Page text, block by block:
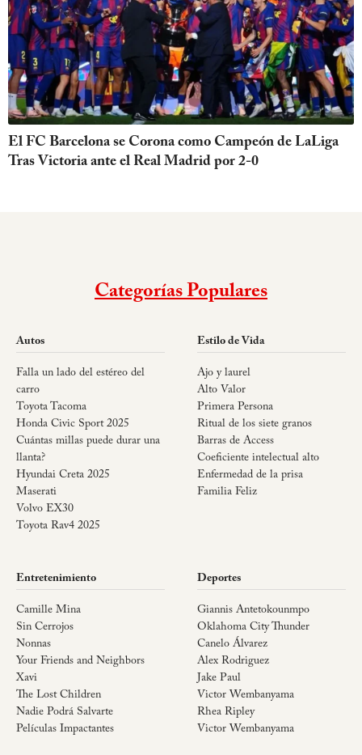
El FC Barcelona se Corona como Campeón de LaLiga
Tras Victoria ante el Real Madrid por 2-0
Categorías Populares
Autos
Falla un lado del estéreo del
carro
Toyota Tacoma
Honda Civic Sport 2025
Cuántas millas puede durar una
llanta?
Hyundai Creta 2025
Maserati
Volvo EX30
Toyota Rav4 2025
Estilo de Vida
Ajo y laurel
Alto Valor
Primera Persona
Ritual de los siete granos
Barras de Access
Coeficiente intelectual alto
Enfermedad de la prisa
Familia Feliz
Entretenimiento
Camille Mina
Sin Cerrojos
Nonnas
Your Friends and Neighbors
Xavi
The Lost Children
Nadie Podrá Salvarte
Películas Impactantes
Deportes
Giannis Antetokounmpo
Oklahoma City Thunder
Canelo Álvarez
Alex Rodriguez
Jake Paul
Victor Wembanyama
Rhea Ripley
Victor Wembanyama